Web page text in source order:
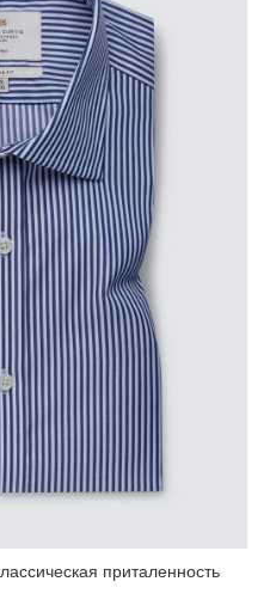
приталенность